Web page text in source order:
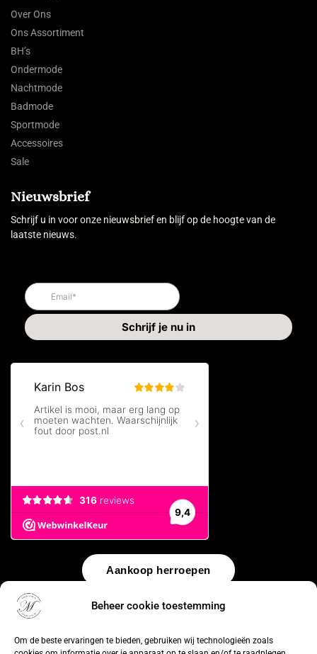
Beheer cookie toestemming
Om de beste ervaringen te bieden, gebruiken wij technologieën zoals
Over Ons
Ons Assortiment
BH’s
Ondermode
Nachtmode
Badmode
Sportmode
Accessoires
Sale
Nieuwsbrief
Schrijf u in voor onze nieuwsbrief en blijf op de hoogte van de
laatste nieuws.
Aankoop herroepen
© 2026 by WebUnlimited–Algemene voorwaarden